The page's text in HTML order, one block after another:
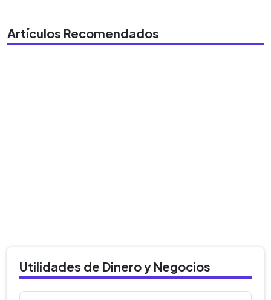
Artículos Recomendados
Utilidades de Dinero y Negocios